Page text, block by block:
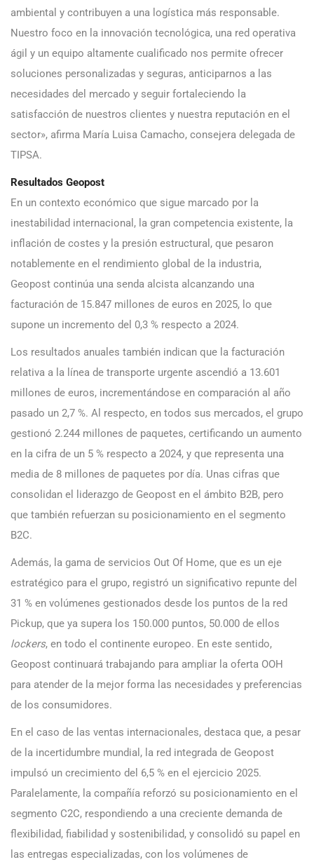
ambiental y contribuyen a una logística más responsable.
Nuestro foco en la innovación tecnológica, una red operativa
ágil y un equipo altamente cualificado nos permite ofrecer
soluciones personalizadas y seguras, anticiparnos a las
necesidades del mercado y seguir fortaleciendo la
satisfacción de nuestros clientes y nuestra reputación en el
sector», afirma María Luisa Camacho, consejera delegada de
TIPSA.
Resultados Geopost
En un contexto económico que sigue marcado por la
inestabilidad internacional, la gran competencia existente, la
inflación de costes y la presión estructural, que pesaron
notablemente en el rendimiento global de la industria,
Geopost continúa una senda alcista alcanzando una
facturación de 15.847 millones de euros en 2025, lo que
supone un incremento del 0,3 % respecto a 2024.
Los resultados anuales también indican que la facturación
relativa a la línea de transporte urgente ascendió a 13.601
millones de euros, incrementándose en comparación al año
pasado un 2,7 %. Al respecto, en todos sus mercados, el grupo
gestionó 2.244 millones de paquetes, certificando un aumento
en la cifra de un 5 % respecto a 2024, y que representa una
media de 8 millones de paquetes por día. Unas cifras que
consolidan el liderazgo de Geopost en el ámbito B2B, pero
que también refuerzan su posicionamiento en el segmento
B2C.
Además, la gama de servicios Out Of Home, que es un eje
estratégico para el grupo, registró un significativo repunte del
31 % en volúmenes gestionados desde los puntos de la red
Pickup, que ya supera los 150.000 puntos, 50.000 de ellos
lockers, en todo el continente europeo. En este sentido,
Geopost continuará trabajando para ampliar la oferta OOH
para atender de la mejor forma las necesidades y preferencias
de los consumidores.
En el caso de las ventas internacionales, destaca que, a pesar
de la incertidumbre mundial, la red integrada de Geopost
impulsó un crecimiento del 6,5 % en el ejercicio 2025.
Paralelamente, la compañía reforzó su posicionamiento en el
segmento C2C, respondiendo a una creciente demanda de
flexibilidad, fiabilidad y sostenibilidad, y consolidó su papel en
las entregas especializadas, con los volúmenes de